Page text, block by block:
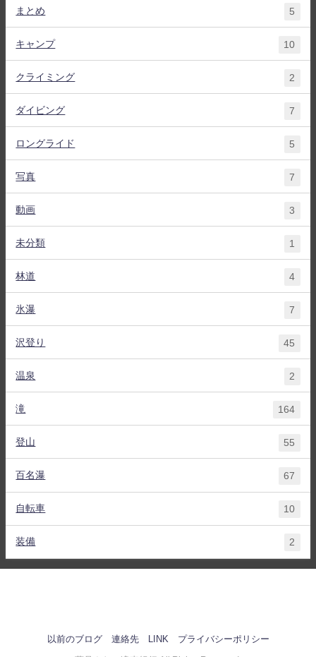
まとめ 5
キャンプ 10
クライミング 2
ダイビング 7
ロングライド 5
写真 7
動画 3
未分類 1
林道 4
氷瀑 7
沢登り 45
温泉 2
滝 164
登山 55
百名瀑 67
自転車 10
装備 2
以前のブログ 連絡先 LINK プライバシーポリシー